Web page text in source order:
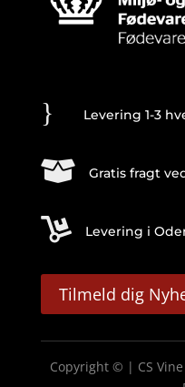
} Levering 1-3
 Gratis fragt
 Levering i
Tilmeld dig
Copyright © | CS